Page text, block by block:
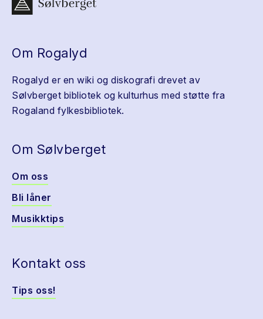
Om Rogalyd
Rogalyd er en wiki og diskografi drevet av
Sølvberget bibliotek og kulturhus med støtte fra
Rogaland fylkesbibliotek.
Om Sølvberget
Om oss
Bli låner
Musikktips
Kontakt oss
Tips oss!